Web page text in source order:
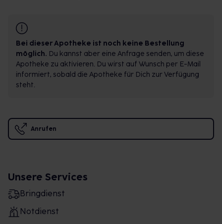
Bei dieser Apotheke ist noch keine Bestellung
möglich. Du kannst aber eine Anfrage senden, um diese
Apotheke zu aktivieren. Du wirst auf Wunsch per E-Mail
informiert, sobald die Apotheke für Dich zur Verfügung
steht.
Anrufen
Unsere Services
Bringdienst
Notdienst